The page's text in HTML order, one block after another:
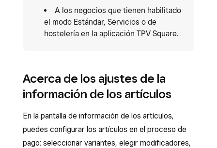
A los negocios que tienen habilitado
el modo Estándar, Servicios o de
hostelería en la aplicación TPV Square.
Acerca de los ajustes de la
información de los artículos
En la pantalla de información de los artículos,
puedes configurar los artículos en el proceso de
pago: seleccionar variantes, elegir modificadores,